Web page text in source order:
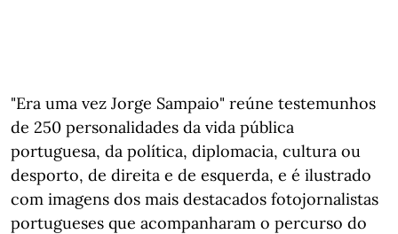
"Era uma vez Jorge Sampaio" reúne testemunhos
de 250 personalidades da vida pública
portuguesa, da política, diplomacia, cultura ou
desporto, de direita e de esquerda, e é ilustrado
com imagens dos mais destacados fotojornalistas
portugueses que acompanharam o percurso do